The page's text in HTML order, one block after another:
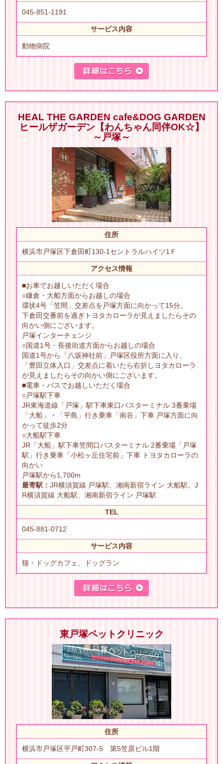
045-851-1191
サービス内容
動物病院
HEAL THE GARDEN cafe&DOG GARDEN
ヒールザガーデン【わんちゃん同伴OK☆】
～戸塚～
住所
横浜市戸塚区下倉田町130-1セントラルハイツ1Ｆ
アクセス情報
■お車でお越しいただく場合
○鎌倉・大船方面からお越しの場合
環状4号「笠間」交差点を戸塚方面に向かって15分。
下倉田交番前を過ぎトヨタカローラが見えましたらその
向かい側にございます。
戸塚インターチェンジ
○国道1号・長後街道方面からお越しの場合
国道1号から「八坂神社前」戸塚区役所方面に入り、
「豊田立体入口」交差点に着いたら右折しヨタカローラ
が見えましたらその向かい側にございます。
■電車・バスでお越しいただく場合
○戸塚駅下車
JR東海道線「戸塚」駅下車東口バスターミナル 3番乗場
「大船」・「平島」行き乗車「南谷」下車 戸塚方面に向
かって徒歩2分
○大船駅下車
JR「大船」駅下車笠間口バスターミナル 2番乗場「戸塚
駅」行き乗車「小松ヶ丘住宅前」下車 トヨタカローラの
向かい
戸塚駅から1,700m
最寄駅： JR横須賀線 戸塚駅、湘南新宿ライン 大船駅、J
R横須賀線 大船駅、湘南新宿ライン 戸塚駅
TEL
045-881-0712
サービス内容
猫・ドッグカフェ、ドッグラン
東戸塚ペットクリニック
住所
横浜市戸塚区平戸町307-5 第5笠原ビル1階